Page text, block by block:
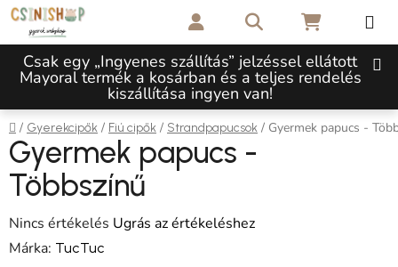
Ugrás a fő tartalomhoz
Csak egy „Ingyenes szállítás” jelzéssel ellátott
Mayoral termék a kosárban és a teljes rendelés
kiszállítása ingyen van!
KeresésKOSÁR
Kezdőlap
/ Gyerekcipők / Fiú cipők / Strandpapucsok / Gyermek papucs -
Gyermek papucs -
Többszínű
A termék átlagos értékelése 5-ből 0,0 csillag.
Nincs értékelés Ugrás az értékeléshez
Márka: TucTuc